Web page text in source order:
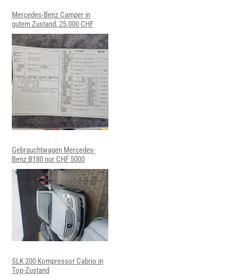
Mercedes-Benz Camper in
gutem Zustand, 25.000 CHF
Gebrauchtwagen Mercedes-
Benz B180 nur CHF 5000
SLK 200 Kompressor Cabrio in
Top-Zustand